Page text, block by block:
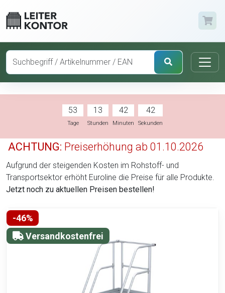
53
Tage
13
Stunden
42
Minuten
41
Sekunden
ACHTUNG: Preiserhöhung ab 01.10.2026
Aufgrund der steigenden Kosten im Rohstoff- und
Transportsektor erhöht Euroline die Preise für alle Produkte.
Jetzt noch zu aktuellen Preisen bestellen!
-46%
Versandkostenfrei